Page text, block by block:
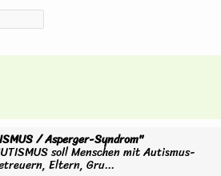
/ Asperger-Syndrom"
soll Menschen mit Autismus-
Eltern, Gru...